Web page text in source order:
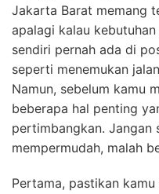
Jakarta Barat memang
apalagi kalau
sendiri pernah ada di
seperti menemukan
Namun, sebelum kamu
beberapa hal penting
pertimbangkan. Jangan
mempermudah, malah
Pertama, pastikan